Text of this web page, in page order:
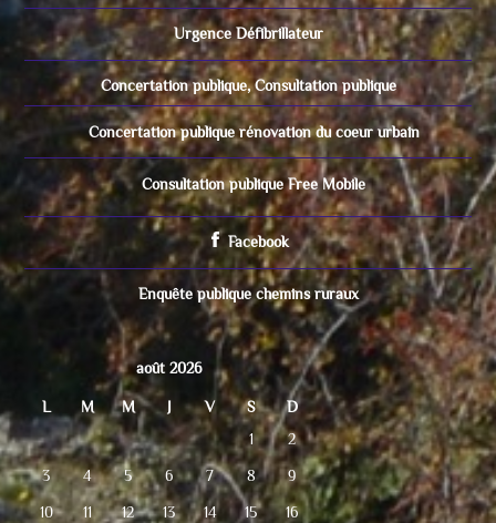
Urgence Défibrillateur
Concertation publique, Consultation publique
Concertation publique rénovation du coeur urbain
Consultation publique Free Mobile
Facebook
Enquête publique chemins ruraux
août 2026
L M M J V S
D
1
2
3 4 5 6 7 8 9
10 11 12 13 14 15 16